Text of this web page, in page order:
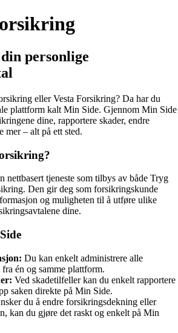
personlige
eller Vesta Forsikring? Da har du
plattform kalt Min Side. Gjennom Min Side
dine, rapportere skader, endre
mer – alt på ett sted.
nettbasert tjeneste som tilbys av både Tryg
Den gir deg som forsikringskunde
og muligheten til å utføre ulike
dine.
Du kan enkelt administrere alle
én og samme plattform.
Ved skadetilfeller kan du enkelt rapportere
saken direkte på Min Side.
du å endre forsikringsdekning eller
kan du gjøre det raskt og enkelt på Min